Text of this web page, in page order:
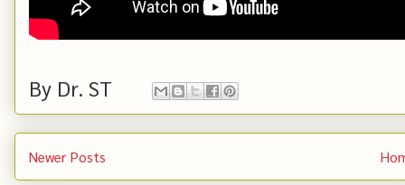
By Dr. ST
Newer Posts